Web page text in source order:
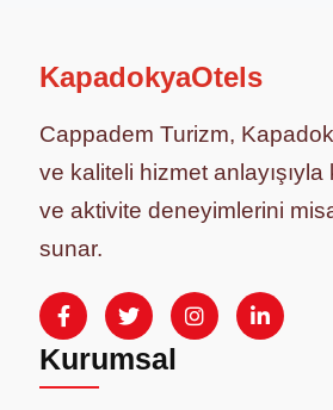
KapadokyaOtels
Cappadem Turizm,
ve kaliteli hizmet
ve aktivite deneyimlerini
sunar.
Kurumsal